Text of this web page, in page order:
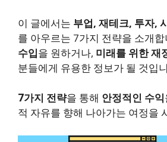
이 글에서는 부업, 재테크, 투자,
를 아우르는 7가지 전략을 소개합
수입을 원하거나, 미래를 위한 재
분들에게 유용한 정보가 될 것입
7가지 전략을 통해 안정적인 수익
적 자유를 향해 나아가는 여정을